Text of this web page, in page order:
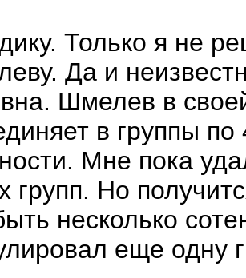
Только я не
Да и
Шмелев в
в группы
Мне пока
групп. Но
несколько
еще одну